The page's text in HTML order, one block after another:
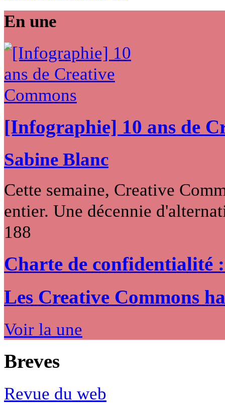
En une
[Infographie] 10 ans de
Sabine Blanc
Cette semaine, Creative
entier. Une décennie
188
Charte de confidentialité
Les Creative Commons
Voir la une
Breves
Revue du web